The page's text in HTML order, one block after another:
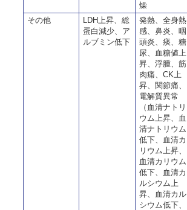
燥
その他
LDH上昇、総
蛋白減少、ア
ルブミン低下
発熱、全身熱
感、鼻炎、咽
頭炎、痰、糖
尿、血糖値上
昇、浮腫、筋
肉痛、CK上
昇、関節痛、
電解質異常
（血清ナトリ
ウム上昇、血
清ナトリウム
低下、血清カ
リウム上昇、
血清カリウム
低下、血清カ
ルシウム上
昇、血清カル
シウム低下、